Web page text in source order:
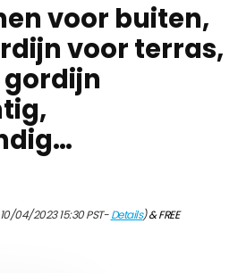
voor buiten,
voor terras,
04/2023 15:30 PST-Details)&FREE